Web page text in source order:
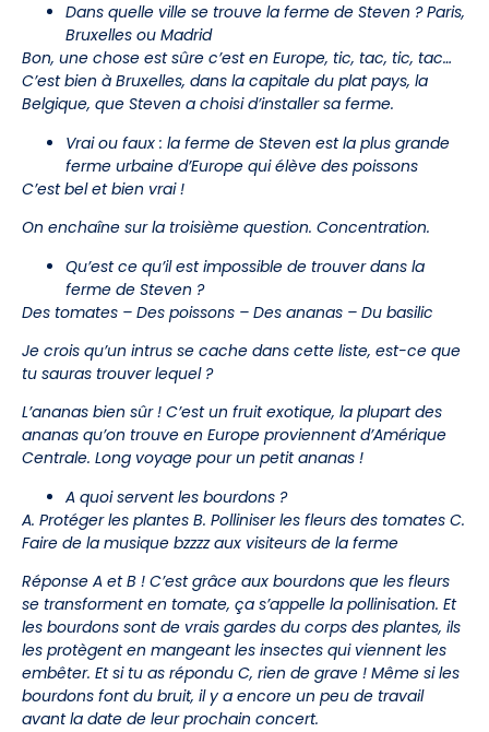
Dans quelle ville se trouve la ferme de Steven ? Paris,
Bruxelles ou Madrid
Bon, une chose est sûre c’est en Europe, tic, tac, tic, tac…
C’est bien à Bruxelles, dans la capitale du plat pays, la
Belgique, que Steven a choisi d’installer sa ferme.
Vrai ou faux : la ferme de Steven est la plus grande
ferme urbaine d’Europe qui élève des poissons
C’est bel et bien vrai !
On enchaîne sur la troisième question. Concentration.
Qu’est ce qu’il est impossible de trouver dans la
ferme de Steven ?
Des tomates – Des poissons – Des ananas – Du basilic
Je crois qu’un intrus se cache dans cette liste, est-ce que
tu sauras trouver lequel ?
L’ananas bien sûr ! C’est un fruit exotique, la plupart des
ananas qu’on trouve en Europe proviennent d’Amérique
Centrale. Long voyage pour un petit ananas !
A quoi servent les bourdons ?
A. Protéger les plantes B. Polliniser les fleurs des tomates C.
Faire de la musique bzzzz aux visiteurs de la ferme
Réponse A et B ! C’est grâce aux bourdons que les fleurs
se transforment en tomate, ça s’appelle la pollinisation. Et
les bourdons sont de vrais gardes du corps des plantes, ils
les protègent en mangeant les insectes qui viennent les
embêter. Et si tu as répondu C, rien de grave ! Même si les
bourdons font du bruit, il y a encore un peu de travail
avant la date de leur prochain concert.